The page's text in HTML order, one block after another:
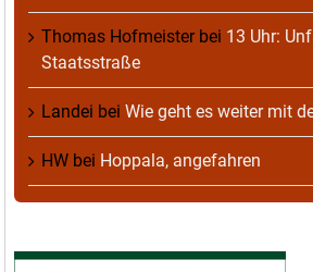
Thomas Hofmeisterbei 13 Uhr:
Staatsstraße
Landei bei Wie geht es weiter mit
HW bei Hoppala, angefahren